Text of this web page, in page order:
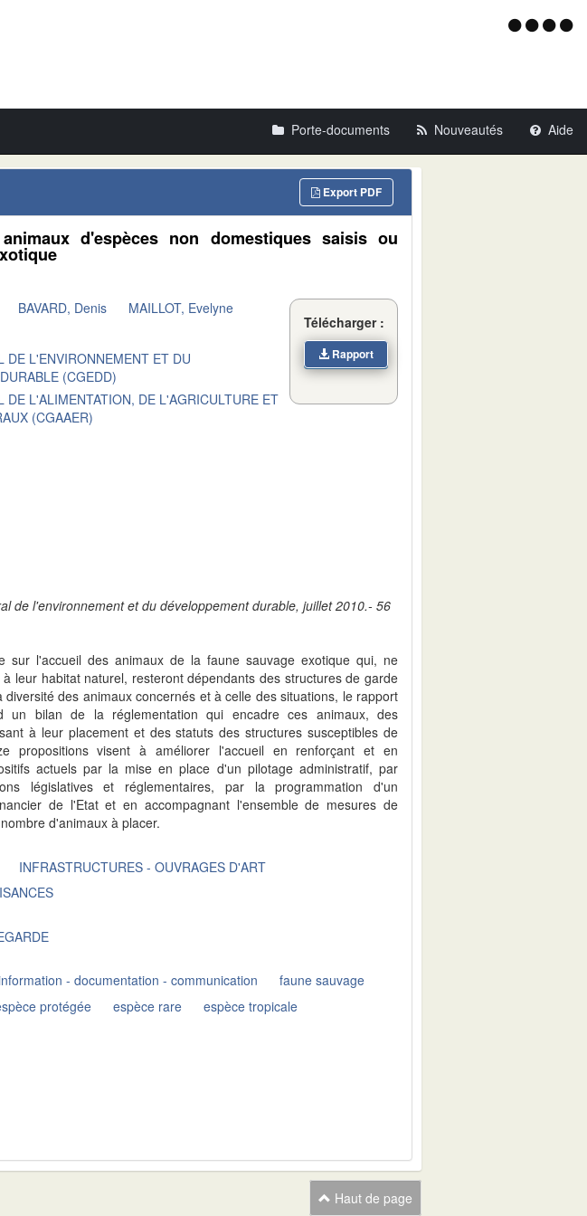
Menu
Porte-documents Nouveautés Aide
Export PDF
d'espèces non domestiques saisis ou
BAVARD, Denis MAILLOT, Evelyne
DE L'ENVIRONNEMENT ET DU
(CGEDD)
DE L'ALIMENTATION, DE L'AGRICULTURE ET
(CGAAER)
Télécharger :
Rapport
de l'environnement et du développement durable, juillet 2010.- 56
sur l'accueil des animaux de la faune sauvage exotique qui, ne
leur habitat naturel, resteront dépendants des structures de garde
diversité des animaux concernés et à celle des situations, le rapport
un bilan de la réglementation qui encadre ces animaux, des
à leur placement et des statuts des structures susceptibles de
propositions visent à améliorer l'accueil en renforçant et en
actuels par la mise en place d'un pilotage administratif, par
législatives et réglementaires, par la programmation d'un
de l'Etat et en accompagnant l'ensemble de mesures de
d'animaux à placer.
INFRASTRUCTURES - OUVRAGES D'ART
- documentation - communication
faune sauvage
protégée espèce rare
espèce tropicale
Haut de page